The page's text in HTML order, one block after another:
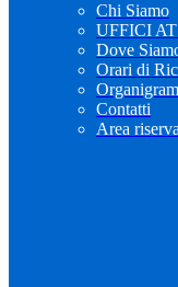
Chi Siamo
UFFICI AT
Dove
Orari di
Contatti
Area